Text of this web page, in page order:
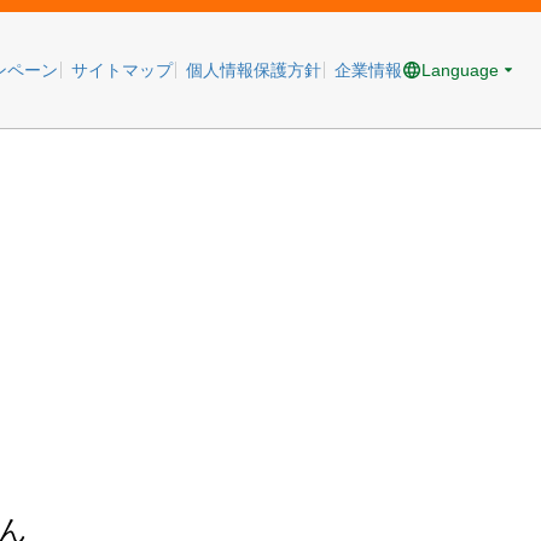
ペーン サイトマップ 個人情報保護方針 企業情報 Language